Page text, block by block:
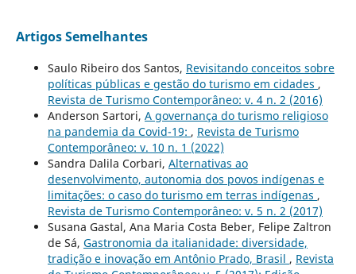
Artigos Semelhantes
Saulo Ribeiro dos Santos, Revisitando conceitos sobre
políticas públicas e gestão do turismo em cidades ,
Revista de Turismo Contemporâneo: v. 4 n. 2 (2016)
Anderson Sartori, A governança do turismo religioso
na pandemia da Covid-19: , Revista de Turismo
Contemporâneo: v. 10 n. 1 (2022)
Sandra Dalila Corbari, Alternativas ao
desenvolvimento, autonomia dos povos indígenas e
limitações: o caso do turismo em terras indígenas ,
Revista de Turismo Contemporâneo: v. 5 n. 2 (2017)
Susana Gastal, Ana Maria Costa Beber, Felipe Zaltron
de Sá, Gastronomia da italianidade: diversidade,
tradição e inovação em Antônio Prado, Brasil , Revista